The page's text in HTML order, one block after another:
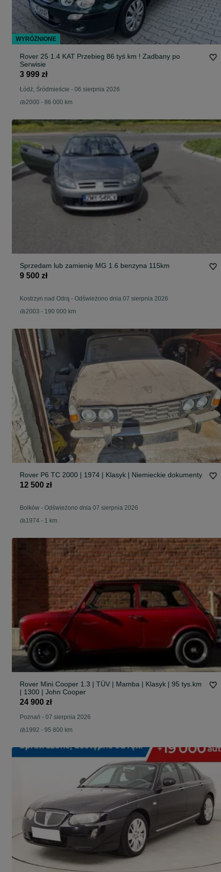
Rover 25 1.4 KAT Przebieg 86 tyś km ! Zadbany po
Serwisie
3 999 zł
Łódź, Śródmieście - 06 sierpnia 2026
2000 - 86 000 km
Sprzedam lub zamienię MG 1.6 benzyna 115km
9 500 zł
Kostrzyn nad Odrą - Odświeżono dnia 07 sierpnia 2026
2003 - 190 000 km
Rover P6 TC 2000 | 1974 | Klasyk | Niemieckie dokumenty
12 500 zł
Bolków - Odświeżono dnia 07 sierpnia 2026
1974 - 1 km
Rover Mini Cooper 1.3 | TÜV | Mamba | Klasyk | 95 tys.km
| 1300 | John Cooper
24 900 zł
Poznań - 07 sierpnia 2026
1992 - 95 800 km
WYRÓŻNIONE